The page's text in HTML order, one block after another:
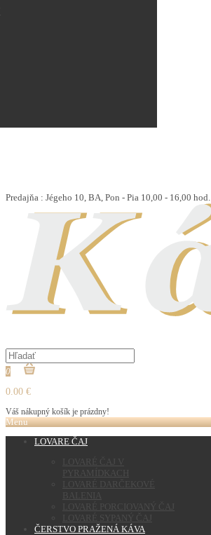
Predajňa : Jégeho 10, BA, Pon - Pia 10,00 - 16,00 hod.
0
0.00 €
Váš nákupný košík je prázdny!
Menu
LOVARE ČAJ
LOVARÉ ČAJ V
PYRAMÍDKACH
LOVARÉ DARČEKOVÉ
BALENIA
LOVARÉ PORCIOVANÝ ČAJ
LOVARÉ SYPANÝ ČAJ
ČERSTVO PRAŽENÁ KÁVA